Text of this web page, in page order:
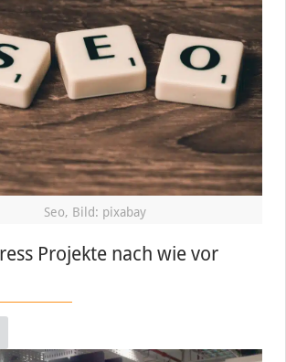
Seo, Bild: pixabay
Projekte nach wie vor